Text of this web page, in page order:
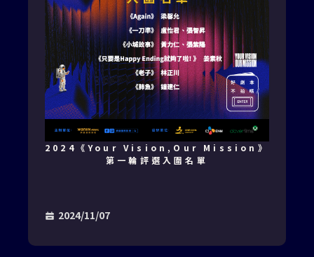
2024《Your Vision,Our Mission》
第一輪評選入圍名單
2024/11/07